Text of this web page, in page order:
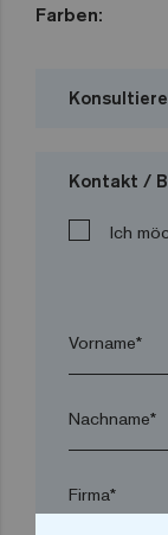
Farben:
Kontakt /
Ich
Vorname*
Nachname*
Firma*